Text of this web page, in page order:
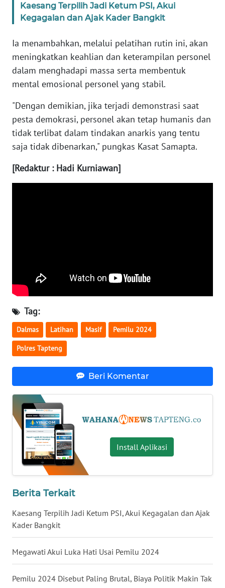
Kaesang Terpilih Jadi Ketum PSI, Akui
Kegagalan dan Ajak Kader Bangkit
Ia menambahkan, melalui pelatihan rutin ini, akan
meningkatkan keahlian dan keterampilan personel
dalam menghadapi massa serta membentuk
mental emosional personel yang stabil.
"Dengan demikian, jika terjadi demonstrasi saat
pesta demokrasi, personel akan tetap humanis dan
tidak terlibat dalam tindakan anarkis yang tentu
saja tidak dibenarkan," pungkas Kasat Samapta.
[Redaktur : Hadi Kurniawan]
Tag:
Dalmas Latihan Masif Pemilu 2024
Polres Tapteng
Beri Komentar
Install Aplikasi
Berita Terkait
Kaesang Terpilih Jadi Ketum PSI, Akui Kegagalan dan Ajak
Kader Bangkit
Megawati Akui Luka Hati Usai Pemilu 2024
Pemilu 2024 Disebut Paling Brutal, Biaya Politik Makin Tak
WN
SULTRA
NTB
WN
WN
SULBAR
WN
BABEL
WN
BENGKULU
WN
LAMPUNG
WN
WN
NUSANTARA
WN
JOGJA
WN
WN
WN
KALTENG